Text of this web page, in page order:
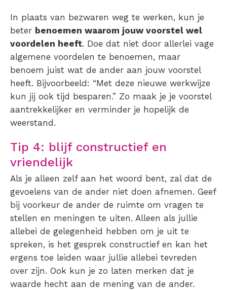
In plaats van bezwaren weg te werken, kun je
beter benoemen waarom jouw voorstel wel
voordelen heeft. Doe dat niet door allerlei vage
algemene voordelen te benoemen, maar
benoem juist wat de ander aan jouw voorstel
heeft. Bijvoorbeeld: “Met deze nieuwe werkwijze
kun jij ook tijd besparen.” Zo maak je je voorstel
aantrekkelijker en verminder je hopelijk de
weerstand.
Tip 4: blijf constructief en
vriendelijk
Als je alleen zelf aan het woord bent, zal dat de
gevoelens van de ander niet doen afnemen. Geef
bij voorkeur de ander de ruimte om vragen te
stellen en meningen te uiten. Alleen als jullie
allebei de gelegenheid hebben om je uit te
spreken, is het gesprek constructief en kan het
ergens toe leiden waar jullie allebei tevreden
over zijn. Ook kun je zo laten merken dat je
waarde hecht aan de mening van de ander.